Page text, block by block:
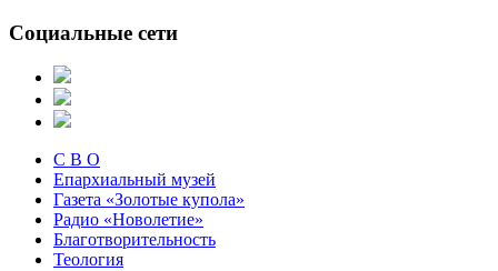
Социальные сети
С В О
Епархиальный музей
Газета «Золотые купола»
Радио «Новолетие»
Благотворительность
Теология